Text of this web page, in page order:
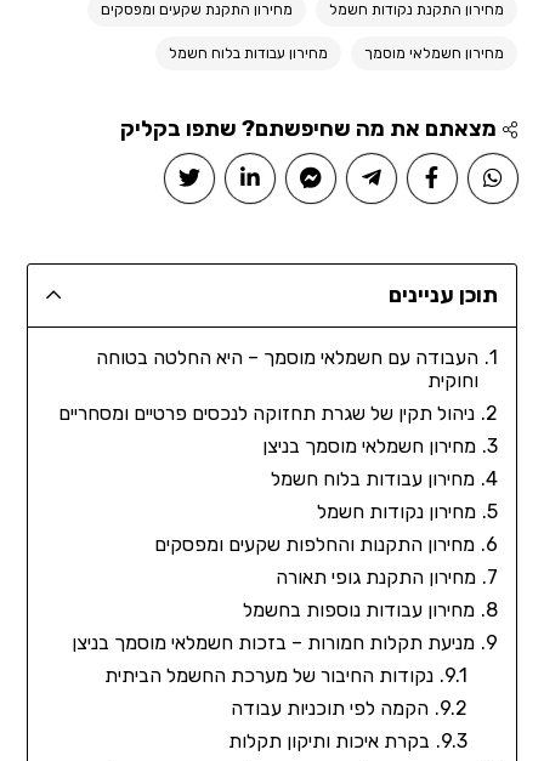
מחירון התקנת נקודות חשמל מחירון התקנת שקעים ומפסקים
מחירון חשמלאי מוסמך מחירון עבודות בלוח חשמל
מצאתם את מה שחיפשתם? שתפו בקליק
תוכן עניינים
העבודה עם חשמלאי מוסמך – היא החלטה בטוחה
וחוקית
ניהול תקין של שגרת תחזוקה לנכסים פרטיים ומסחריים
מחירון חשמלאי מוסמך בניצן
מחירון עבודות בלוח חשמל
מחירון נקודות חשמל
מחירון התקנות והחלפות שקעים ומפסקים
מחירון התקנת גופי תאורה
מחירון עבודות נוספות בחשמל
מניעת תקלות חמורות – בזכות חשמלאי מוסמך בניצן
נקודות החיבור של מערכת החשמל הביתית
הקמה לפי תוכניות עבודה
בקרת איכות ותיקון תקלות